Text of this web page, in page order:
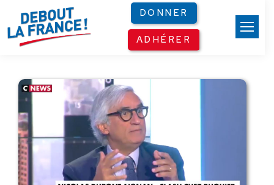
DONNER
ADHÉRER
Panneau de gestion des cookies